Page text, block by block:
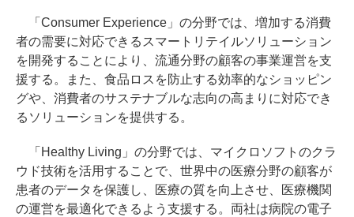
「Consumer Experience」の分野では、増加する消費
者の需要に対応できるスマートリテイルソリューション
を開発することにより、流通分野の顧客の事業運営を支
援する。また、食品ロスを防止する効率的なショッピン
グや、消費者のサステナブルな志向の高まりに対応でき
るソリューションを提供する。
「Healthy Living」の分野では、マイクロソフトのクラ
ウド技術を活用することで、世界中の医療分野の顧客が
患者のデータを保護し、医療の質を向上させ、医療機関
の運営を最適化できるよう支援する。両社は病院の電子